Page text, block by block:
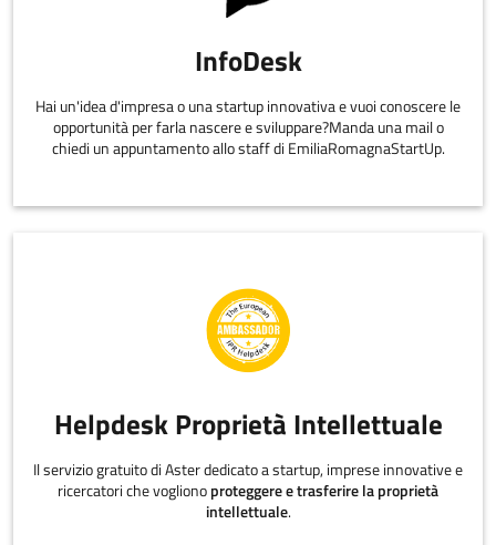
InfoDesk
Hai un'idea d'impresa o una startup innovativa e vuoi conoscere le
opportunità per farla nascere e sviluppare?Manda una mail o
chiedi un appuntamento allo staff di EmiliaRomagnaStartUp.
Helpdesk Proprietà Intellettuale
Il servizio gratuito di Aster dedicato a startup, imprese innovative e
ricercatori che voglionoproteggere e trasferire la proprietà
intellettuale.